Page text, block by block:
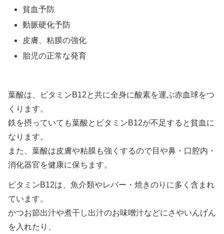
貧血予防
動脈硬化予防
皮膚、粘膜の強化
胎児の正常な発育
葉酸は、ビタミンB12と共に全身に酸素を運ぶ赤血球をつ
くります。
鉄を摂っていても葉酸とビタミンB12が不足すると貧血に
なります。
また、葉酸は皮膚や粘膜も強くするので目や鼻・口腔内・
消化器官を健康に保ちます。
ビタミンB12は、魚介類やレバー・焼きのりに多く含まれ
ています。
かつお節出汁や煮干し出汁のお味噌汁などにさやいんげん
を入れたり、